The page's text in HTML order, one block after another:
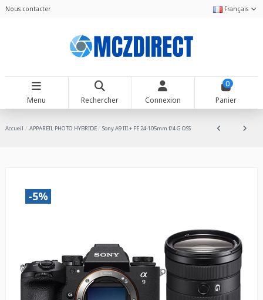
Nous contacter Français
Menu Rechercher Connexion
0
Panier
Accueil APPAREIL PHOTO HYBRIDE Sony A9 III + FE 24-105mm f/4 G OSS
-5%